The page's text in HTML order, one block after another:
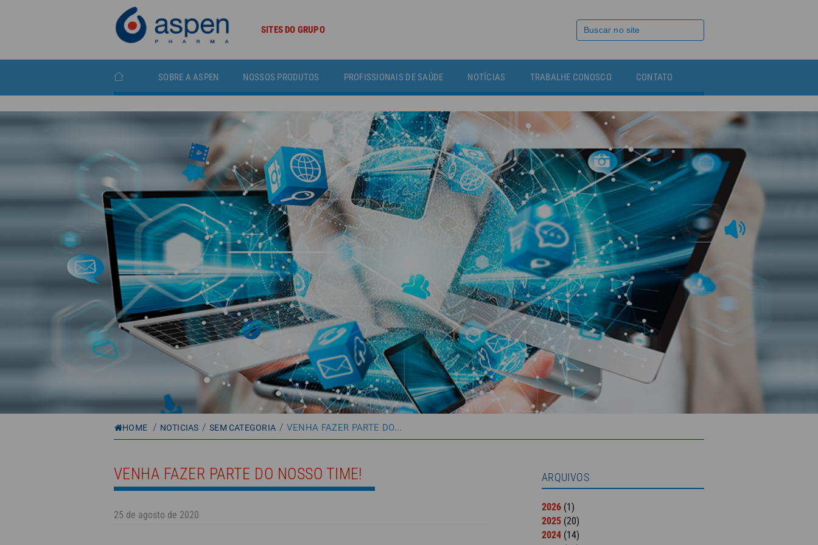
SITES DO GRUPO
SOBRE A ASPEN NOSSOS PRODUTOS PROFISSIONAIS DE SAÚDE NOTÍCIAS TRABALHE CONOSCO CONTATO
HOME / NOTICIAS / SEM CATEGORIA / VENHA FAZER PARTE DO...
VENHA FAZER PARTE DO NOSSO TIME!
25 de agosto de 2020
ARQUIVOS
2026 (1)
2025 (20)
2024 (14)